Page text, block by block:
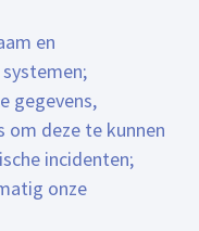
en
gegevens,
om deze te kunnen
incidenten;
onze